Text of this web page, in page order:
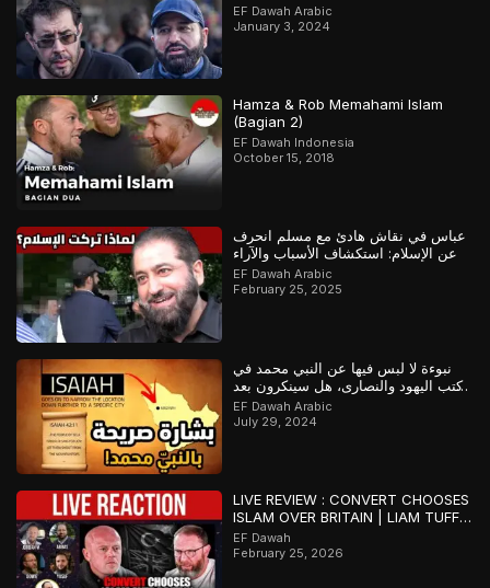
EF Dawah Arabic
January 3, 2024
Hamza & Rob Memahami Islam
(Bagian 2)
EF Dawah Indonesia
October 15, 2018
عباس في نقاش هادئ مع مسلم انحرف
عن الإسلام: استكشاف الأسباب والآراء
EF Dawah Arabic
February 25, 2025
نبوءة لا لبس فيها عن النبي محمد في
كتب اليهود والنصارى، هل سينكرون بعد
ذلك؟
EF Dawah Arabic
July 29, 2024
LIVE REVIEW : CONVERT CHOOSES
ISLAM OVER BRITAIN | LIAM TUFFS
V DOWIE
EF Dawah
February 25, 2026